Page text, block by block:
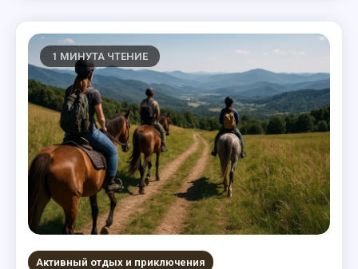
1 МИНУТА ЧТЕНИЕ
Активный отдых и приключения